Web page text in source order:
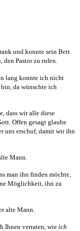
und konnte sein Bett
den Pastor zu rufen.
lang konnte ich nicht
da wünschte ich
dass wir alle diese
Offen gesagt glaube
uns erschuf, damit wir ihn
Mann.
man ihn finden möchte,
Möglichkeit, ihn zu
alte Mann.
Ihnen verraten, wie ich